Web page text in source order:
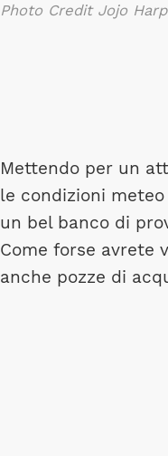
Photo Credit Jojo
Mettendo per un
le condizioni
un bel banco di
Come forse avrete
anche pozze di